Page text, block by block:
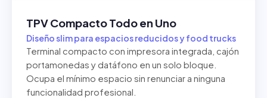
TPV Compacto Todo en Uno
Diseño slim para espacios reducidos y food trucks
Terminal compacto con impresora integrada, cajón
portamonedas y datáfono en un solo bloque.
Ocupa el mínimo espacio sin renunciar a ninguna
funcionalidad profesional.